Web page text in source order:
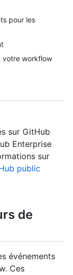
pour les
votre workflow
sur GitHub
Enterprise
sur
public
de
événements
Ces